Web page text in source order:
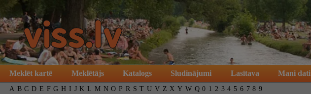
Meklēt kartē Meklētājs Katalogs Sludinājumi Lasītava Mani dati
A B C D E F G H I J K L M N O P R S T U V Z X Y W Q 0 1 2 3 4 5 6 7 8 9